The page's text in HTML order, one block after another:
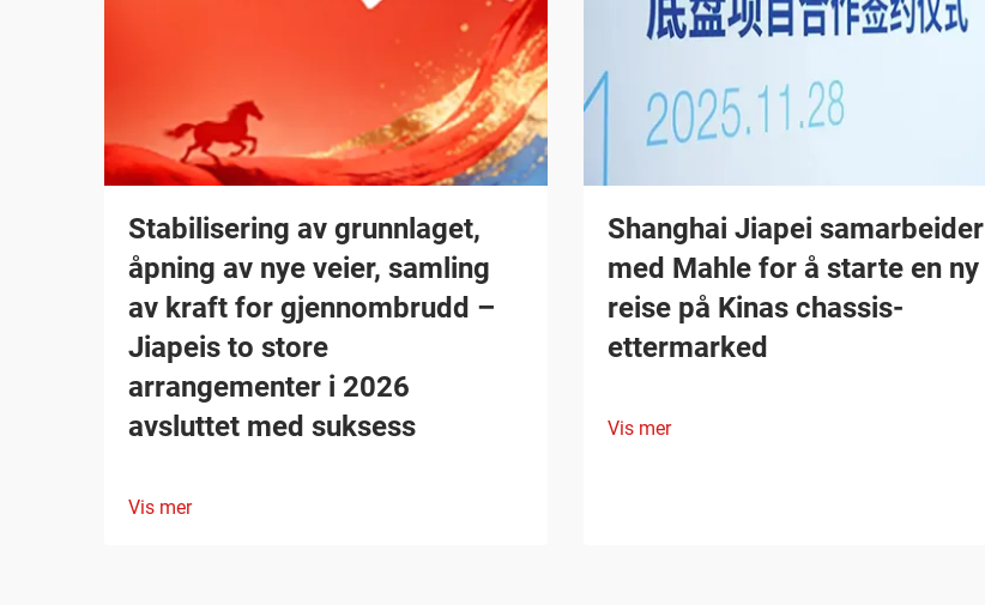
Stabilisering av grunnlaget,
åpning av nye veier, samling
av kraft for gjennombrudd –
Jiapeis to store
arrangementer i 2026
avsluttet med suksess
Vis mer
Shanghai Jiapei samarbeider
med Mahle for å starte en ny
reise på Kinas chassis-
ettermarked
Vis mer